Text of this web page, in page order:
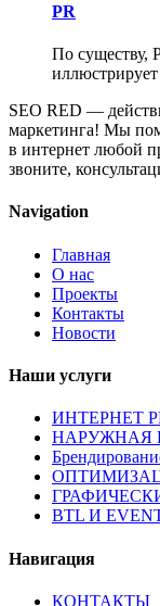
PR
По существу,
SEO RED —
маркетинга! Мы
в интернет любой
звоните,
Navigation
Главная
О нас
Проекты
Контакты
Новости
Наши услуги
ИНТЕРНЕТ
НАРУЖНАЯ
BTL И
Навигация
КОНТАКТЫ